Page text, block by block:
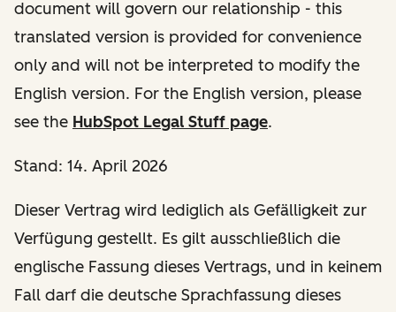
document will govern our relationship - this
translated version is provided for convenience
only and will not be interpreted to modify the
English version. For the English version, please
see the HubSpot Legal Stuff page.
Stand: 14. April 2026
Dieser Vertrag wird lediglich als Gefälligkeit zur
Verfügung gestellt. Es gilt ausschließlich die
englische Fassung dieses Vertrags, und in keinem
Fall darf die deutsche Sprachfassung dieses